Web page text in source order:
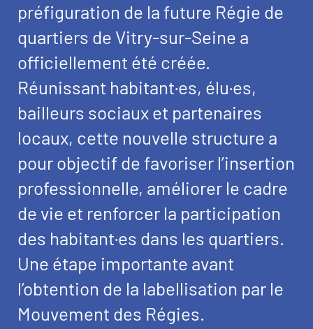
préfiguration de la future Régie de
quartiers de Vitry-sur-Seine a
officiellement été créée.
Réunissant habitant·es, élu·es,
bailleurs sociaux et partenaires
locaux, cette nouvelle structure a
pour objectif de favoriser l’insertion
professionnelle, améliorer le cadre
de vie et renforcer la participation
des habitant·es dans les quartiers.
Une étape importante avant
l’obtention de la labellisation par le
Mouvement des Régies.